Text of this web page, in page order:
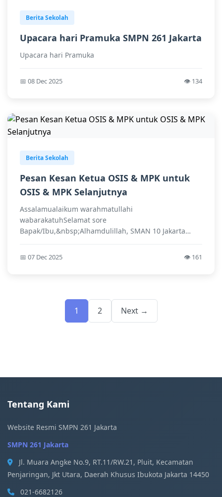
Berita Sekolah
Upacara hari Pramuka SMPN 261 Jakarta
Upacara hari Pramuka
📅 08 Dec 2025 👁️ 134
Berita Sekolah
Pesan Kesan Ketua OSIS & MPK untuk
OSIS & MPK Selanjutnya
Assalamualaikum warahmatullahi
wabarakatuhSelamat sore
Bapak/Ibu,&nbsp;Alhamdulillah, SMAN 10 Jakarta
📅 07 Dec 2025 👁️ 161
1 2 Next →
Tentang Kami
Website Resmi SMPN 261 Jakarta
SMPN 261 Jakarta
Jl. Muara Angke No.9, RT.11/RW.21, Pluit, Kecamatan
Penjaringan, Jkt Utara, Daerah Khusus Ibukota Jakarta 14450
021-6682126